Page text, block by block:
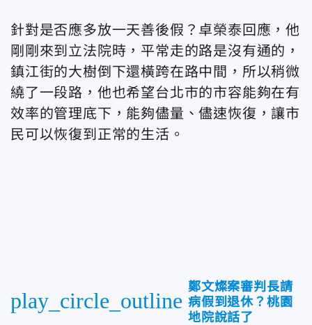
針對是否應多放一天善後假？卓榮泰回應，他
剛剛來到立法院時，平常走的路是沒有通的，
鎮江街的大樹倒下還橫跨在路中間，所以稍微
繞了一段路，他也希望台北市的市容能夠在有
效率的管理底下，能夠儘量、儘速恢復，讓市
民可以恢復到正常的生活。
play_circle_outline
鄭文燦案審判長請
病假到退休？桃園
地院說話了